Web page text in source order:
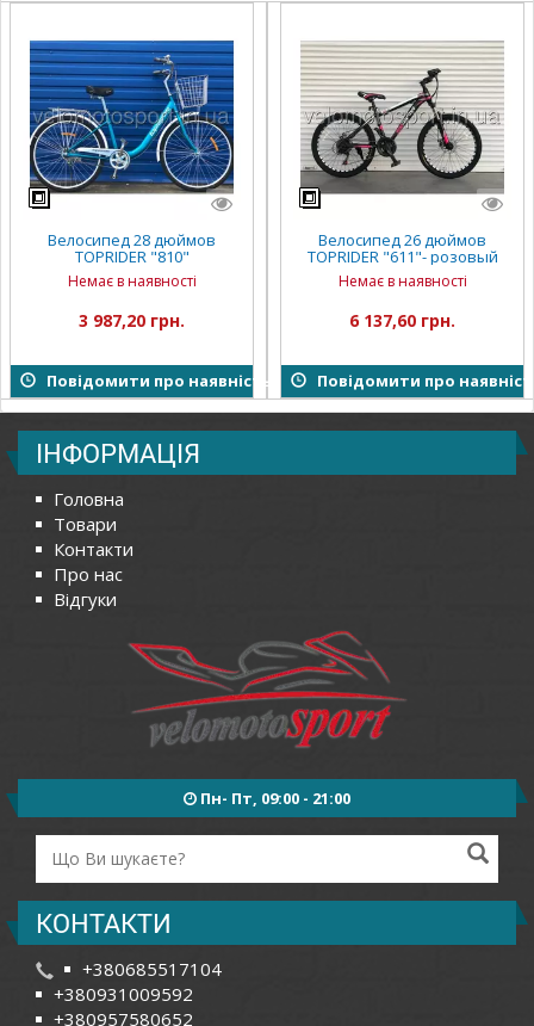
Велосипед 28 дюймов
TOPRIDER "810"
Немає в наявності
3 987,20 грн.
Повідомити про наявність
Велосипед 26 дюймов
TOPRIDER "611"- розовый
Немає в наявності
6 137,60 грн.
Повідомити про
ІНФОРМАЦІЯ
Головна
Товари
Контакти
Про нас
Відгуки
Пн- Пт, 09:00 - 21:00
КОНТАКТИ
+380685517104
+380931009592
+380957580652